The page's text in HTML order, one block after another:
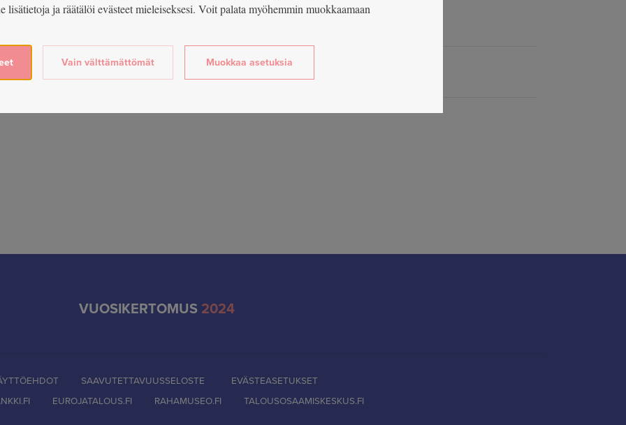
VUOSIKERTOMUS 2024
SAAVUTETTAVUUSSELOSTE
EVÄSTEASETUKSET
EUROJATALOUS.FI RAHAMUSEO.FI TALOUSOSAAMISKESKUS.FI
lisätietoja ja räätälöi evästeet mieleiseksesi. Voit palata myöhemmin muokkaamaan
Vain välttämättömät Muokkaa asetuksia